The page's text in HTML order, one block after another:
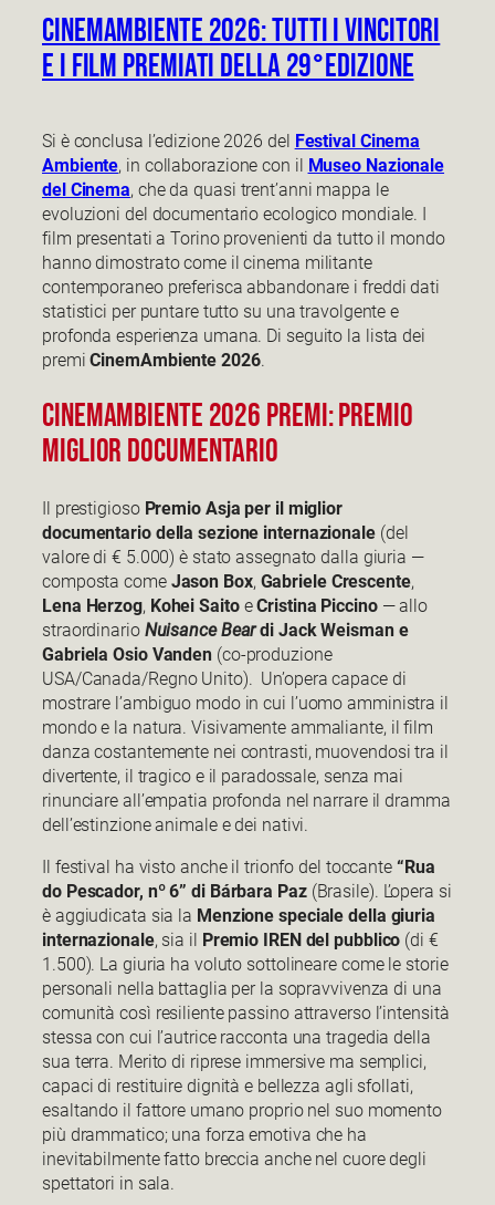
CinemAmbiente 2026: tutti i vincitori
e i film premiati della 29°Edizione
Si è conclusa l’edizione 2026 del Festival Cinema
Ambiente, in collaborazione con il
Museo Nazionale
del Cinema, che da quasi trent’anni mappa le
evoluzioni del documentario ecologico mondiale. I
film presentati a Torino provenienti da tutto il mondo
hanno dimostrato come il cinema militante
contemporaneo preferisca abbandonare i freddi dati
statistici per puntare tutto su una travolgente e
profonda esperienza umana. Di seguito la lista dei
premiCinemAmbiente 2026.
CinemAmbiente 2026 premi: Premio
miglior documentario
Il prestigioso Premio Asja per il miglior
documentario della sezione internazionale(del
valore di € 5.000) è stato assegnato dalla giuria —
composta come Jason Box, Gabriele Crescente,
Lena Herzog, Kohei SaitoeCristina Piccino— allo
straordinario Nuisance Beardi Jack Weisman e
Gabriela Osio Vanden (co-produzione
USA/Canada/Regno Unito). Un’opera capace di
mostrare l’ambiguo modo in cui l’uomo amministra il
mondo e la natura. Visivamente ammaliante, il film
danza costantemente nei contrasti, muovendosi tra il
divertente, il tragico e il paradossale, senza mai
rinunciare all’empatia profonda nel narrare il dramma
dell’estinzione animale e dei nativi.
Il festival ha visto anche il trionfo del toccante “Rua
do Pescador, nº 6” di Bárbara Paz(Brasile). L’opera si
è aggiudicata sia la Menzione speciale della giuria
internazionale, sia il Premio IREN del pubblico (di €
1.500). La giuria ha voluto sottolineare come le storie
personali nella battaglia per la sopravvivenza di una
comunità così resiliente passino attraverso l’intensità
stessa con cui l’autrice racconta una tragedia della
sua terra. Merito di riprese immersive ma semplici,
capaci di restituire dignità e bellezza agli sfollati,
esaltando il fattore umano proprio nel suo momento
più drammatico; una forza emotiva che ha
inevitabilmente fatto breccia anche nel cuore degli
spettatori in sala.